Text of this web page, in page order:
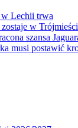
w Lechii trwa
w
szansa
musi postawić